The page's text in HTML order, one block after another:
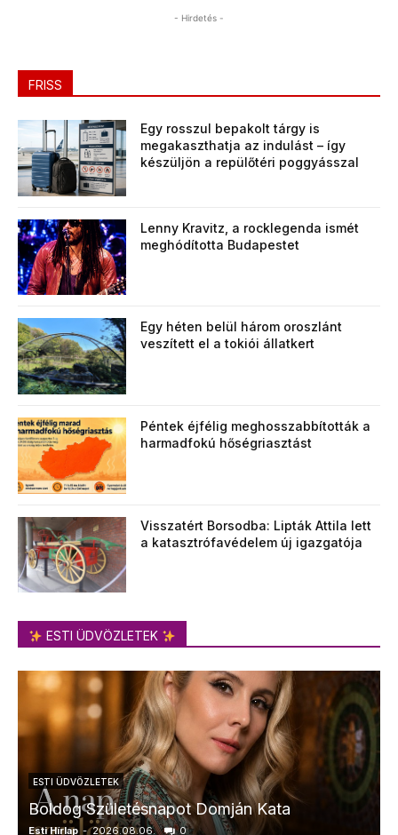
- Hirdetés -
FRISS
Egy rosszul bepakolt tárgy is
megakaszthatja az indulást – így
készüljön a repülőtéri poggyásszal
Lenny Kravitz, a rocklegenda ismét
meghódította Budapestet
Egy héten belül három oroszlánt
veszített el a tokiói állatkert
Péntek éjfélig meghosszabbították a
harmadfokú hőségriasztást
Visszatért Borsodba: Lipták Attila lett
a katasztrófavédelem új igazgatója
ESTI ÜDVÖZLETEK
ESTI ÜDVÖZLETEK
Boldog Születésnapot Domján Kata
Esti Hírlap - 2026.08.06. 0